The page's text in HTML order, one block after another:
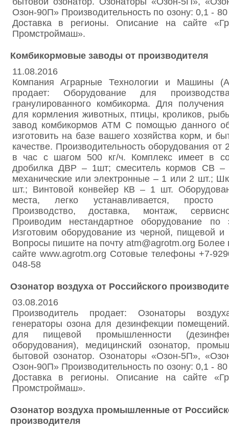
Озон-90П» Производительность по озону: 0,1 -
Доставка в регионы. Описание на сайте
Промстроймаш».
Комбикормовые заводы от производителя
11.08.2016
Компания Аграрные Технологии и Машины
продает: Оборудование для
гранулированного комбикорма. Для
для кормления животных, птицы, кроликов,
завод комбикормов АТМ С помощью данного
изготовить на базе вашего хозяйства корм, и
качестве. Производительность оборудования от
в час с шагом 500 кг/ч. Комплекс имеет в
дробилка ДВР – 1шт; смеситель кормов СВ
механические или электронные – 1 или 2 шт.;
шт.; Винтовой конвейер КВ – 1 шт.
места, легко устанавливается, просто
Производство, доставка, монтаж,
Проиводим нестандартное оборудование по
Изготовим оборудование из черной, пищевой
Вопросы пишите на почту atm@agrotm.org
сайте www.agrotm.org Сотовые телефоны +7-
048-58
Озонатор воздуха от Российского
03.08.2016
Производитель продает: Озонаторы
генераторы озона для дезинфекции
для пищевой промышленности
оборудования), медицинский озонатор,
бытовой озонатор. Озонаторы «Озон-5П»,
Озон-90П» Производительность по озону: 0,1 -
Доставка в регионы. Описание на сайте
Промстроймаш».
Озонатор воздуха промышленные от
производителя